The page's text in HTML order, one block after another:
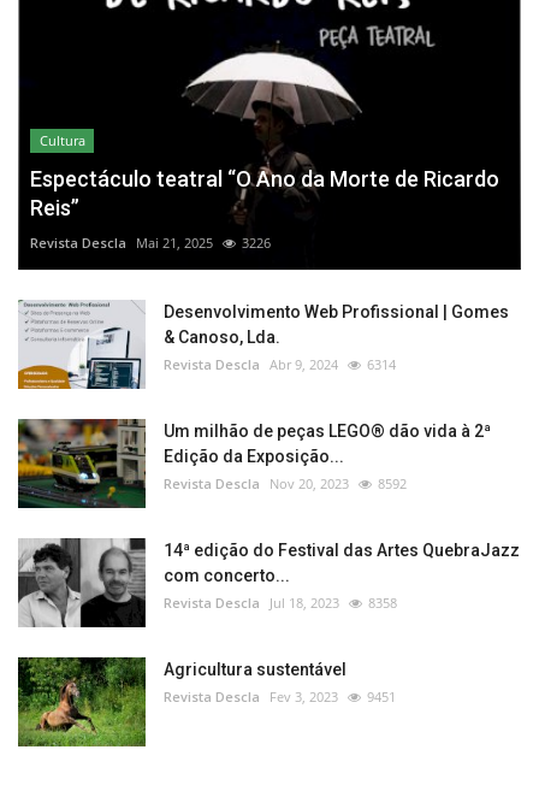
Cultura
Espectáculo teatral “O Ano da Morte de Ricardo
Reis”
Revista Descla Mai 21, 2025 3226
Desenvolvimento Web Profissional | Gomes
& Canoso, Lda.
Revista Descla Abr 9, 2024 6314
Um milhão de peças LEGO® dão vida à 2ª
Edição da Exposição...
Revista Descla Nov 20, 2023 8592
14ª edição do Festival das Artes QuebraJazz
com concerto...
Revista Descla Jul 18, 2023 8358
Agricultura sustentável
Revista Descla Fev 3, 2023 9451